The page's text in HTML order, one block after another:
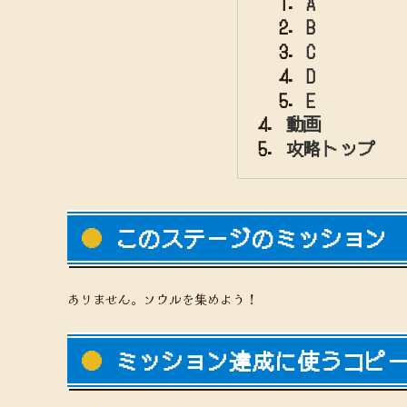
B
C
D
E
動画
攻略トップ
このステージのミッション
ありません。ソウルを集めよう！
ミッション達成に使うコピ